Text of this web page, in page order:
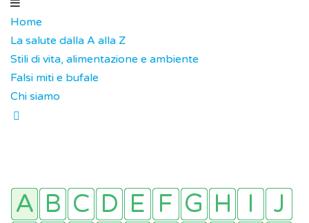
Home
La salute dalla A alla Z
Stili di vita, alimentazione e ambiente
Falsi miti e bufale
Chi siamo